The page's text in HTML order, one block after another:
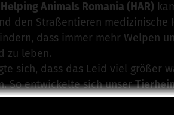
Helping Animals Romania (HAR)
den Straßentieren medizinische
dass immer mehr Welpen
zu leben.
sich, dass das Leid viel größer
So entwickelte sich unser
ist die Island of Hope nun ein